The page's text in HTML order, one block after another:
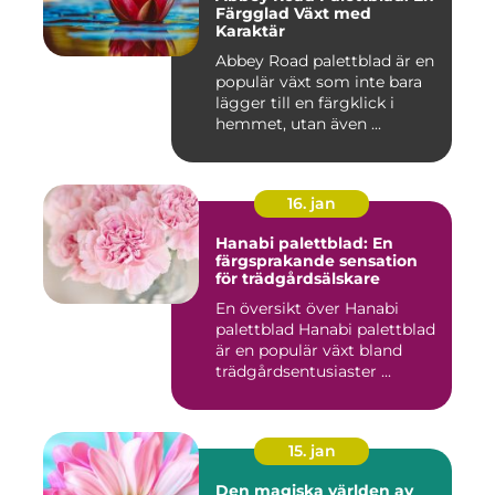
Färgglad Växt med
Karaktär
Abbey Road palettblad är en
populär växt som inte bara
lägger till en färgklick i
hemmet, utan även ...
16. jan
Hanabi palettblad: En
färgsprakande sensation
för trädgårdsälskare
En översikt över Hanabi
palettblad Hanabi palettblad
är en populär växt bland
trädgårdsentusiaster ...
15. jan
Den magiska världen av